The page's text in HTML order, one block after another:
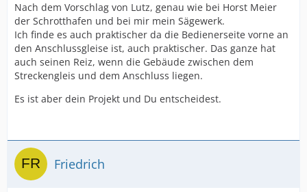
Nach dem Vorschlag von Lutz, genau wie bei Horst Meier
der Schrotthafen und bei mir mein Sägewerk.
Ich finde es auch praktischer da die Bedienerseite vorne an
den Anschlussgleise ist, auch praktischer. Das ganze hat
auch seinen Reiz, wenn die Gebäude zwischen dem
Streckengleis und dem Anschluss liegen.
Es ist aber dein Projekt und Du entscheidest.
Friedrich